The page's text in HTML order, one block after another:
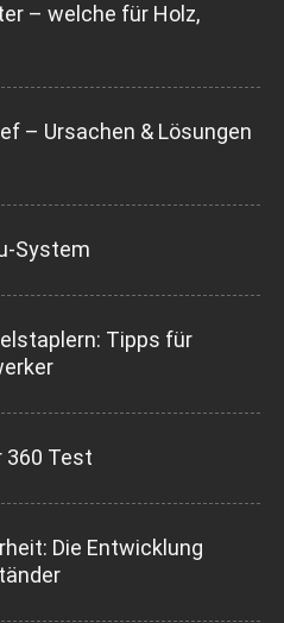
– welche für Holz,
– Ursachen & Lösungen
System
Tipps für
360 Test
Die Entwicklung